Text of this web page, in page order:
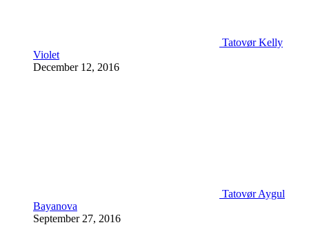
Tatovør Kelly
Violet
December 12, 2016
Tatovør Aygul
Bayanova
September 27, 2016